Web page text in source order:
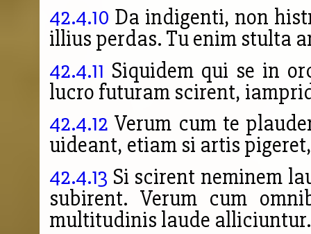
42.4.10 Da indigenti, non
illius perdas. Tu enim stulta
42.4.11 Siquidem qui se in
lucro futuram scirent,
42.4.12 Verum cum te
uideant, etiam si artis
42.4.13 Si scirent neminem
subirent. Verum cum
multitudinis laude alliciuntur.